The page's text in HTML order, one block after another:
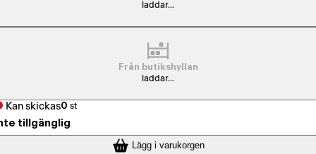
laddar...
Från butikshyllan
laddar...
Kan skickas0 st
tillgänglig
Lägg i varukorgen